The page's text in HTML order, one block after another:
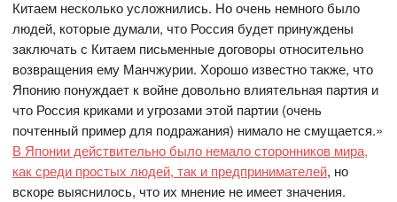
Китаем несколько усложнились. Но очень немного было
людей, которые думали, что Россия будет принуждены
заключать с Китаем письменные договоры относительно
возвращения ему Манчжурии. Хорошо известно также, что
Японию понуждает к войне довольно влиятельная партия и
что Россия криками и угрозами этой партии (очень
почтенный пример для подражания) нимало не смущается.»
В Японии действительно было немало сторонников мира,
как среди простых людей, так и предпринимателей, но
вскоре выяснилось, что их мнение не имеет значения.